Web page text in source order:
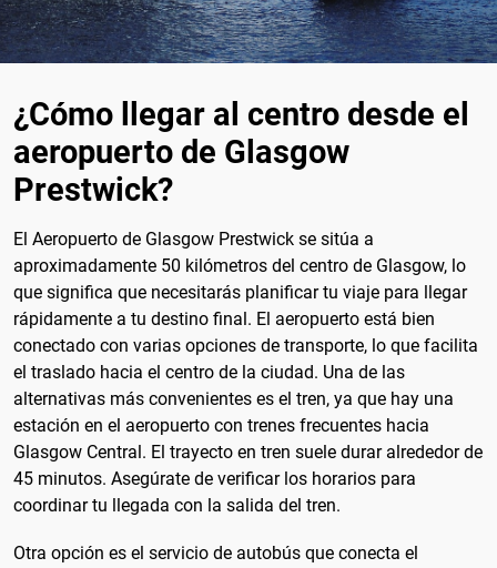
¿Cómo llegar al centro desde el
aeropuerto de Glasgow
Prestwick?
El Aeropuerto de Glasgow Prestwick se sitúa a
aproximadamente 50 kilómetros del centro de Glasgow, lo
que significa que necesitarás planificar tu viaje para llegar
rápidamente a tu destino final. El aeropuerto está bien
conectado con varias opciones de transporte, lo que facilita
el traslado hacia el centro de la ciudad. Una de las
alternativas más convenientes es el tren, ya que hay una
estación en el aeropuerto con trenes frecuentes hacia
Glasgow Central. El trayecto en tren suele durar alrededor de
45 minutos. Asegúrate de verificar los horarios para
coordinar tu llegada con la salida del tren.
Otra opción es el servicio de autobús que conecta el